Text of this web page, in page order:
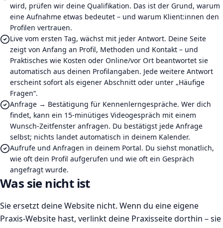
wird, prüfen wir deine Qualifikation. Das ist der Grund, warum
eine Aufnahme etwas bedeutet – und warum Klient:innen den
Profilen vertrauen.
Live vom ersten Tag, wächst mit jeder Antwort. Deine Seite
zeigt von Anfang an Profil, Methoden und Kontakt – und
Praktisches wie Kosten oder Online/vor Ort beantwortet sie
automatisch aus deinen Profilangaben. Jede weitere Antwort
erscheint sofort als eigener Abschnitt oder unter „Häufige
Fragen“.
Anfrage → Bestätigung für Kennenlerngespräche. Wer dich
findet, kann ein 15-minütiges Videogespräch mit einem
Wunsch-Zeitfenster anfragen. Du bestätigst jede Anfrage
selbst; nichts landet automatisch in deinem Kalender.
Aufrufe und Anfragen in deinem Portal. Du siehst monatlich,
wie oft dein Profil aufgerufen und wie oft ein Gespräch
angefragt wurde.
Was sie nicht ist
Sie ersetzt deine Website nicht. Wenn du eine eigene
Praxis-Website hast, verlinkt deine Praxisseite dorthin – sie